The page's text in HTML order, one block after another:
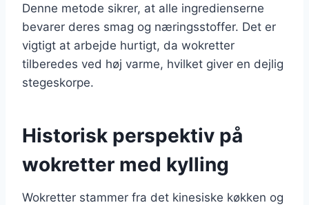
Denne metode sikrer, at alle ingredienserne
bevarer deres smag og næringsstoffer. Det er
vigtigt at arbejde hurtigt, da wokretter
tilberedes ved høj varme, hvilket giver en dejlig
stegeskorpe.
Historisk perspektiv på
wokretter med kylling
Wokretter stammer fra det kinesiske køkken og